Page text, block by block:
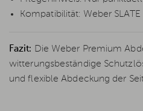
Kompatibilität: Weber
Fazit: Die Weber Premium
witterungsbeständige
und flexible Abdeckung der